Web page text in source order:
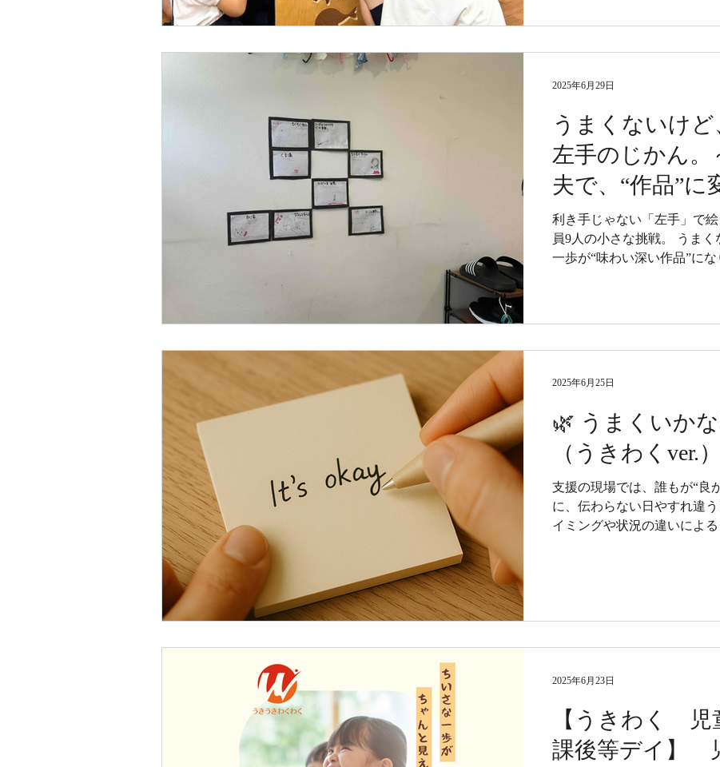
うまくないけど
左手のじかん
夫で、“作品”
（週末ヘルパー
にあります‼）
利き手じゃない「左手」で
員9人の小さな挑戦。 うま
一歩が“味わい深い作品”に
2025年6月29日
🌿 うまくいか
（うきわくver.）
支援の現場では、誰もが“良
に、伝わらない日やすれ違
イミングや状況の違いによ
2025年6月25日
【うきわく 児
課後等デイ】
2025年6月23日